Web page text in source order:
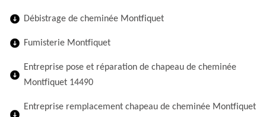
Débistrage de cheminée Montfiquet
Fumisterie Montfiquet
Entreprise pose et réparation de chapeau de cheminée
Montfiquet 14490
Entreprise remplacement chapeau de cheminée Montfiquet